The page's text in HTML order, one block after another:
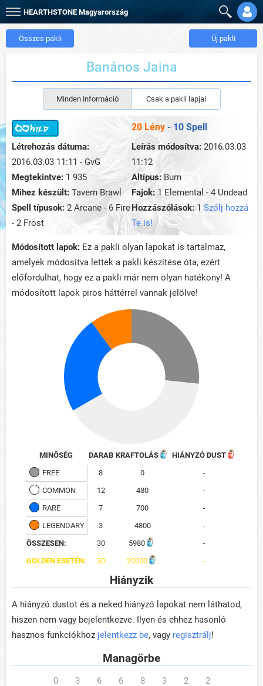
HEARTHSTONE Magyarország
Összes pakli Új pakli
Banános Jaina
Minden információ Csak a pakli lapjai
20 Lény - 10 Spell
Létrehozás dátuma:
2016.03.03 11:11 - GvG
Leírás módosítva: 2016.03.03
11:12
Megtekintve: 1 935 Altípus: Burn
Mihez készült: Tavern Brawl Fajok:1 Elemental - 4 Undead
Spell típusok: 2 Arcane - 6 Fire
- 2 Frost
Hozzászólások: 1 Szólj hozzá
Te is!
Módosított lapok: Ez a pakli olyan lapokat is tartalmaz,
amelyek módosítva lettek a pakli készítése óta, ezért
előfordulhat, hogy ez a pakli már nem olyan hatékony! A
módosított lapok piros háttérrel vannak jelölve!
MINŐSÉG DARAB KRAFTOLÁS
HIÁNYZÓ DUST
FREE
8 0
-
COMMON
12 480
-
RARE
7 700
-
LEGENDARY
3 4800
-
ÖSSZESEN:
30 5980
-
GOLDEN ESETÉN:
30 20000 -
Hiányzik
A hiányzó dustot és a neked hiányzó lapokat nem láthatod,
hiszen nem vagy bejelentkezve. Ilyen és ehhez hasonló
hasznos funkciókhoz jelentkezz be, vagy regisztrálj!
Managörbe